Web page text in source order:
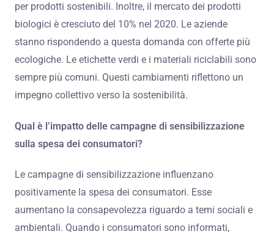
per prodotti sostenibili. Inoltre, il mercato dei prodotti
biologici è cresciuto del 10% nel 2020. Le aziende
stanno rispondendo a questa domanda con offerte più
ecologiche. Le etichette verdi e i materiali riciclabili sono
sempre più comuni. Questi cambiamenti riflettono un
impegno collettivo verso la sostenibilità.
Qual è l’impatto delle campagne di sensibilizzazione
sulla spesa dei consumatori?
Le campagne di sensibilizzazione influenzano
positivamente la spesa dei consumatori. Esse
aumentano la consapevolezza riguardo a temi sociali e
ambientali. Quando i consumatori sono informati,